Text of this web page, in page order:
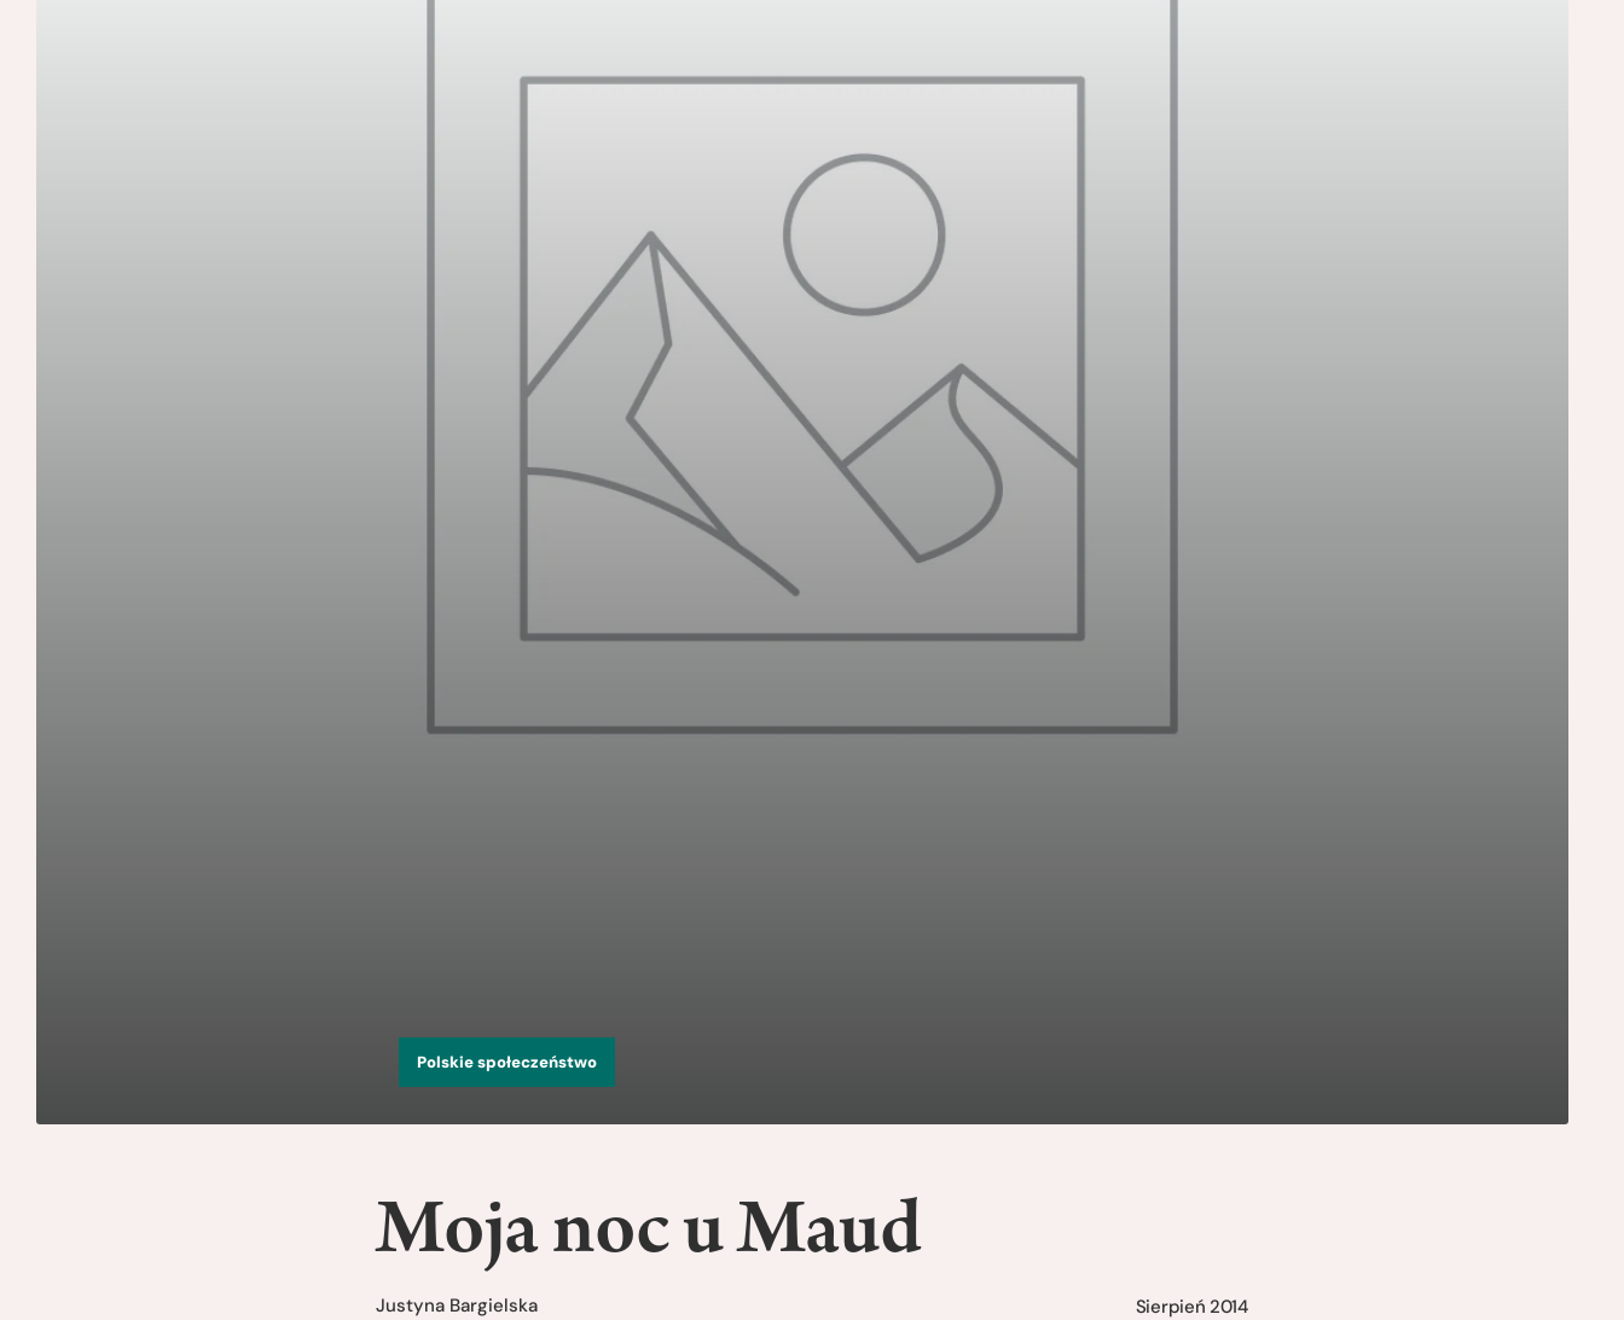
Polskie społeczeństwo
Moja noc u Maud
Justyna Bargielska Sierpień 2014